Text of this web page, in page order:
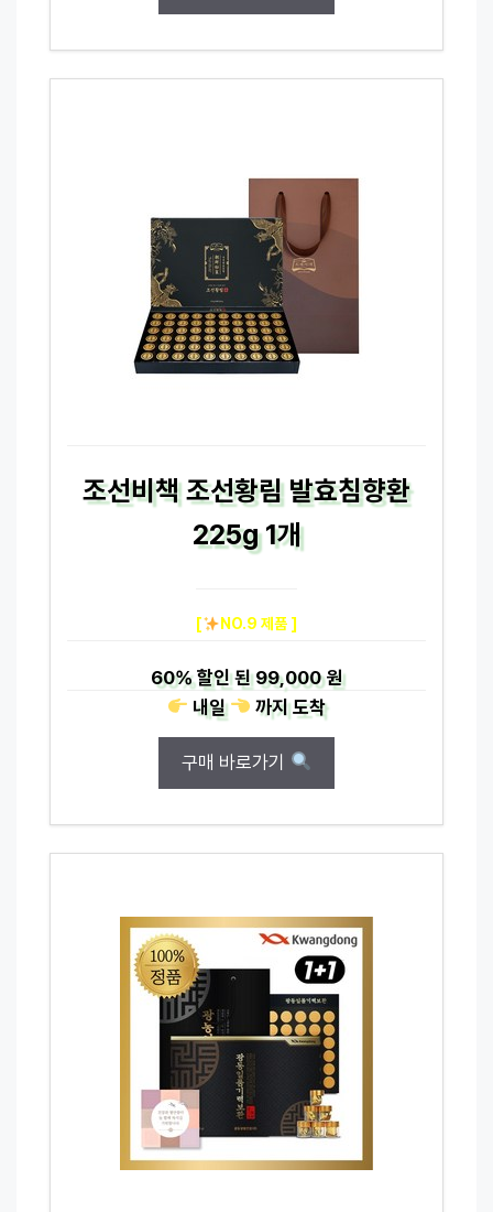
조선비책 조선황림 발효침향환
225g 1개
[ NO.9 제품 ]
60%할인 된99,000 원
내일
까지도착
구매 바로가기